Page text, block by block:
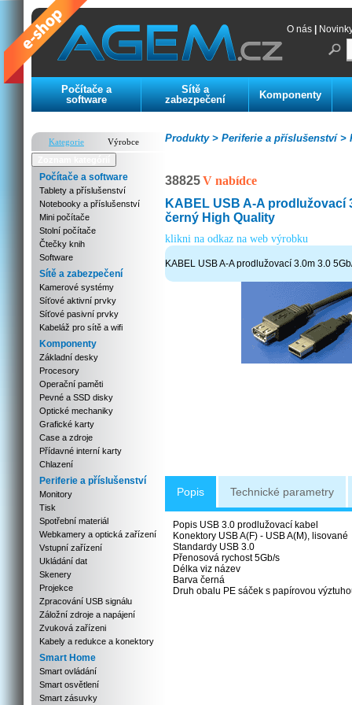
O nás
Počítače a
software
Sítě a
zabezpečení
Komponenty
Kategorie
Výrobce
Počítače a software
Tablety a příslušenství
Notebooky a příslušenství
Mini počítače
Stolní počítače
Čtečky knih
Software
Sítě a zabezpečení
Kamerové systémy
Síťové aktivní prvky
Síťové pasivní prvky
Kabeláž pro sítě a wifi
Komponenty
Základní desky
Procesory
Operační paměti
Pevné a SSD disky
Optické mechaniky
Grafické karty
Case a zdroje
Přídavné interní karty
Chlazení
Periferie a příslušenství
Monitory
Tisk
Spotřební materiál
Webkamery a optická zařízení
Vstupní zařízení
Ukládání dat
Skenery
Projekce
Zpracování USB signálu
Záložní zdroje a napájení
Zvuková zařízeni
Kabely a redukce a konektory
Smart Home
Smart ovládání
Smart osvětlení
Smart zásuvky
Periferie a příslušenství >
Produkty >
38825V nabídce
KABEL USB A-A prodlužovací
černý High Quality
klikni na odkaz na web výrobku
KABEL USB A-A prodlužovací 3.0m 3.0
Popis Technické parametry
Popis USB 3.0 prodlužovací kabel
Konektory USB A(F) - USB A(M), lisované
Standardy USB 3.0
Přenosová rychost 5Gb/s
Délka viz název
Barva černá
Druh obalu PE sáček s papírovou